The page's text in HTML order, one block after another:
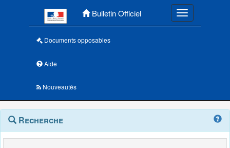
Bulletin Officiel Toggle
Documents opposables
Aide
Nouveautés
Navigation
outils
Menu
contextuel
Recherche